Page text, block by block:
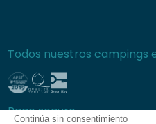
Continúa sin consentimiento
Todos nuestros campings
Pago seguro